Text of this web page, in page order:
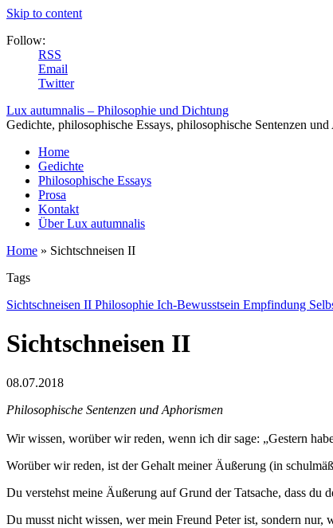
Skip to content
Follow:
RSS
Email
Twitter
Lux autumnalis – Philosophie und Dichtung
Gedichte, philosophische Essays, philosophische Sentenzen
Home
Gedichte
Philosophische Essays
Prosa
Kontakt
Über Lux autumnalis
Home » Sichtschneisen II
Tags
Sichtschneisen II Philosophie Ich-Bewusstsein Empfindung
Sichtschneisen II
08.07.2018
Philosophische Sentenzen und Aphorismen
Wir wissen, worüber wir reden, wenn ich dir sage: „Gestern
Worüber wir reden, ist der Gehalt meiner Äußerung (in
Du verstehst meine Äußerung auf Grund der Tatsache, dass du
Du musst nicht wissen, wer mein Freund Peter ist, sondern nur,